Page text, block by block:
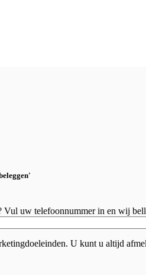
Vul uw telefoonnummer in en wij
U kunt u altijd